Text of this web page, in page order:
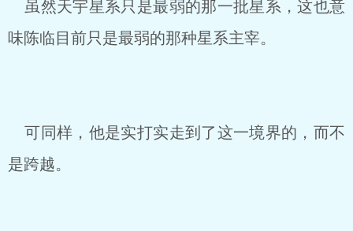
虽然天宇星系只是最弱的那一批星系，这也意
味陈临目前只是最弱的那种星系主宰。
可同样，他是实打实走到了这一境界的，而不
是跨越。